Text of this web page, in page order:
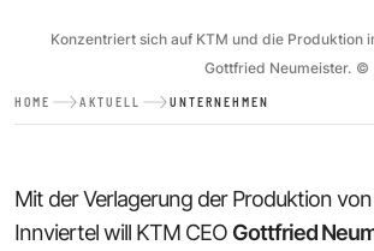
Konzentriert sich auf KTM und die Produktion
Gottfried Neumeister. ©
HOME AKTUELL UNTERNEHMEN
Mit der Verlagerung der Produktion von
Innviertel will KTM CEO Gottfried